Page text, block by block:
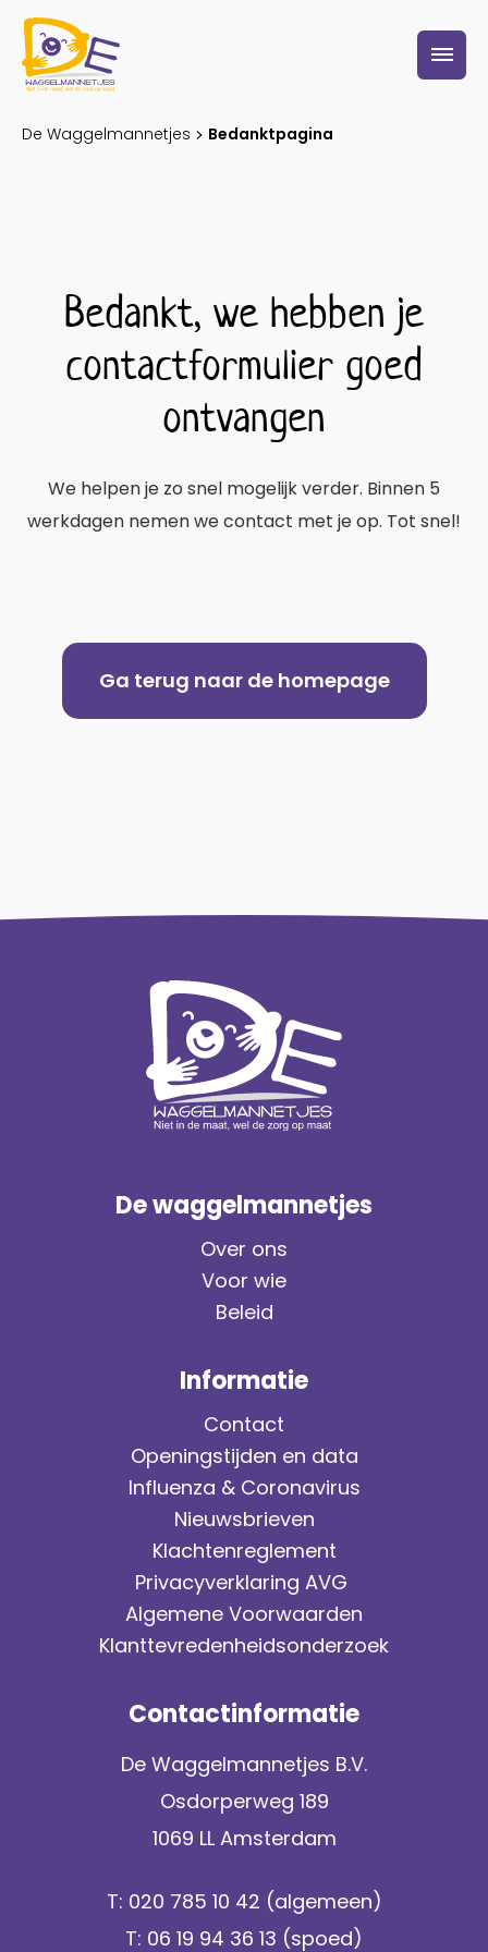
De Waggelmannetjes Bedanktpagina
Bedankt, we hebben je
contactformulier goed
ontvangen
We helpen je zo snel mogelijk verder. Binnen 5
werkdagen nemen we contact met je op. Tot snel!
Ga terug naar de homepage
De waggelmannetjes
Over ons
Voor wie
Beleid
Informatie
Contact
Openingstijden en data
Influenza & Coronavirus
Nieuwsbrieven
Klachtenreglement
Privacyverklaring AVG
Algemene Voorwaarden
Klanttevredenheidsonderzoek
Contactinformatie
De Waggelmannetjes B.V.
Osdorperweg 189
1069 LL Amsterdam
T: 020 785 10 42 (algemeen)
T: 06 19 94 36 13 (spoed)